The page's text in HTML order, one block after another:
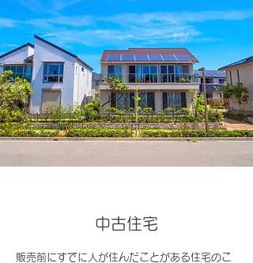
中古住宅
販売前にすでに人が住んだことがある住宅のこ